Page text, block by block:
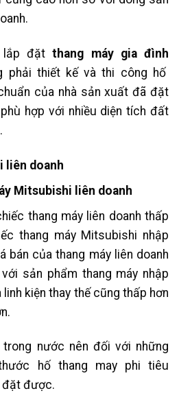
lắp đặtthang máy gia đình
phải thiết kế và thi công hố
của nhà sản xuất đã đặt
hợp với nhiều diện tích đất
liên doanh
Mitsubishi liên doanh
thang máy liên doanh thấp
thang máy Mitsubishi nhập
bán của thang máy liên doanh
sản phẩm thang máy nhập
kiện thay thế cũng thấp hơn
nước nên đối với những
hố thang may phi tiêu
đặt được.